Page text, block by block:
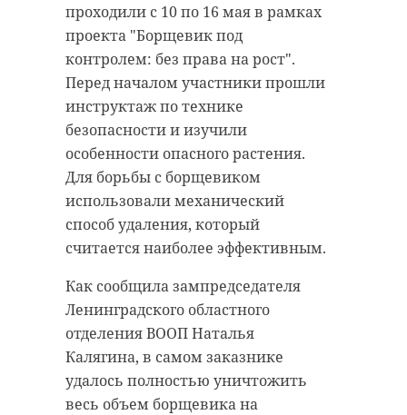
проходили с 10 по 16 мая в рамках
проекта "Борщевик под
контролем: без права на рост".
Перед началом участники прошли
инструктаж по технике
безопасности и изучили
особенности опасного растения.
Для борьбы с борщевиком
использовали механический
способ удаления, который
считается наиболее эффективным.
Как сообщила зампредседателя
Ленинградского областного
отделения ВООП Наталья
Калягина, в самом заказнике
удалось полностью уничтожить
весь объем борщевика на